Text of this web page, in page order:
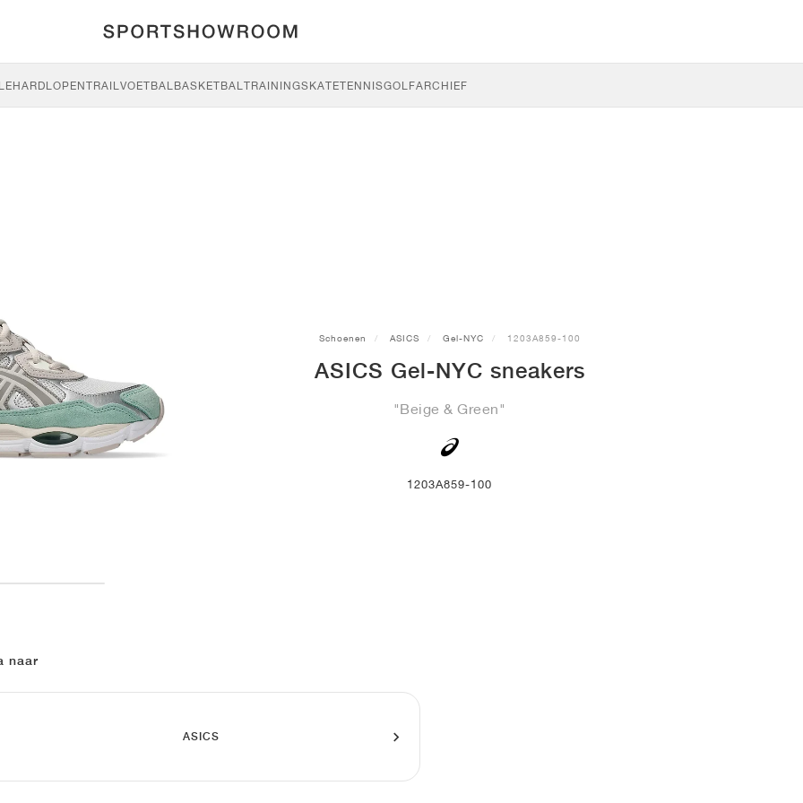
HARDLOPENTRAILVOETBALBASKETBALTRAININGSKATETENNISGOLFARCHIEF
Schoenen ASICS Gel-NYC 1203A859-100
ASICS Gel-NYC sneakers
"Beige & Green"
1203A859-100
naar
ASICS